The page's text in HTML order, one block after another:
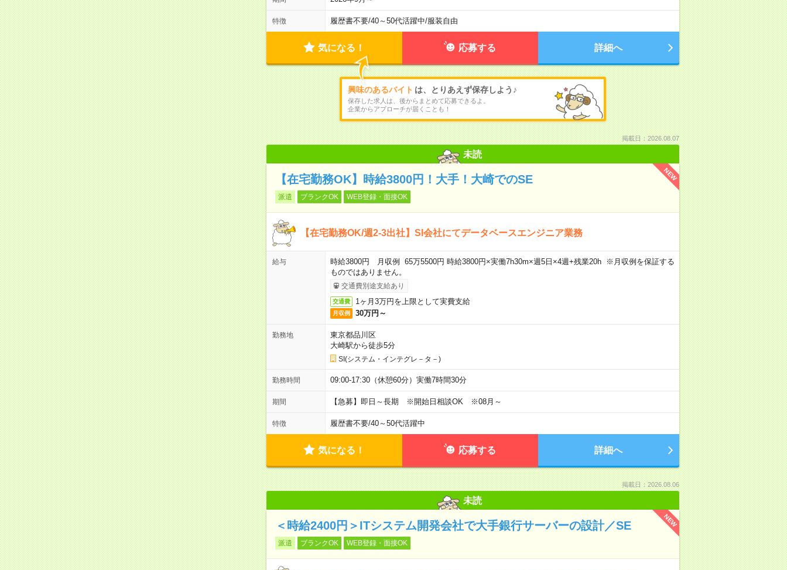
特徴 履歴書不要/40～50代活躍中/服装自由
気になる！ 応募する 詳細へ
興味のあるバイト は、とりあえず保存しよう♪
保存した求人は、後からまとめて応募できるよ。
企業からアプローチが届くことも！
掲載日：2026.08.07
未読
NEW
【在宅勤務OK】時給3800円！大手！大崎でのSE
派遣 ブランクOK WEB登録・面接OK
【在宅勤務OK/週2-3出社】SI会社にてデータベースエンジニア業務
給与
時給3800円 月収例 65万5500円 時給3800円×実働7h30m×週5日×4週+残業20h ※月収例を保証する
ものではありません。
交通費別途支給あり
交通費 1ヶ月3万円を上限として実費支給
月収例 30万円～
勤務地
東京都品川区
大崎駅から徒歩5分
SI(システム・インテグレ－タ－)
勤務時間 09:00-17:30（休憩60分）実働7時間30分
期間 【急募】即日～長期 ※開始日相談OK ※08月～
特徴 履歴書不要/40～50代活躍中
気になる！ 応募する 詳細へ
掲載日：2026.08.06
未読
NEW
＜時給2400円＞ITシステム開発会社で大手銀行サーバーの設計／SE
派遣 ブランクOK WEB登録・面接OK